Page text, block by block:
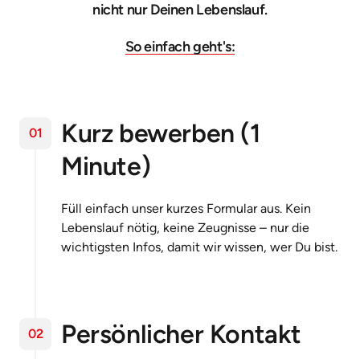
nicht nur Deinen Lebenslauf.
So einfach geht's:
01
Kurz bewerben (1
Minute)
Füll einfach unser kurzes Formular aus. Kein
Lebenslauf nötig, keine Zeugnisse – nur die
wichtigsten Infos, damit wir wissen, wer Du bist.
02 Persönlicher Kontakt